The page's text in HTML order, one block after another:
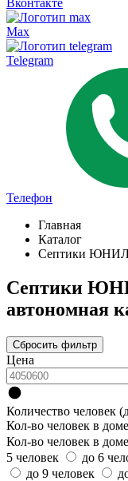
Вконтакте
Max
Telegram
Телефон
Главная
Каталог
Септики
Септики
автономная
Сбросить фильтр
Цена
Количество человек
Кол-во человек в доме
Кол-во человек в доме
5 человек
до 6
до 9 человек